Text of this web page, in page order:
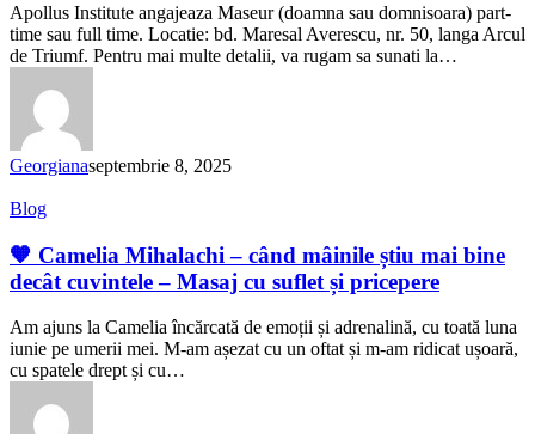
domnisoara)
Apollus Institute angajeaza Maseur (doamna sau domnisoara) part-
time sau full time. Locatie: bd. Maresal Averescu, nr. 50, langa Arcul
de Triumf. Pentru mai multe detalii, va rugam sa sunati la…
Georgianaseptembrie 8, 2025
🧡
Mihalachi
–
când
știu
mai
bine
decât
cuvintele
Blog
🧡 Camelia Mihalachi – când mâinile știu mai bine
decât cuvintele – Masaj cu suflet și pricepere
Am ajuns la Camelia încărcată de emoții și adrenalină, cu toată luna
iunie pe umerii mei. M-am așezat cu un oftat și m-am ridicat ușoară,
cu spatele drept și cu…